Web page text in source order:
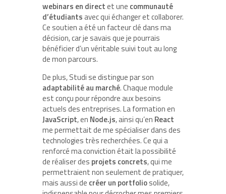
webinars en directet une communauté
d’étudiants avec qui échanger et collaborer.
Ce soutien a été un facteur clé dans ma
décision, car je savais que je pourrais
bénéficier d’un véritable suivi tout au long
de mon parcours.
De plus, Studi se distingue par son
adaptabilité au marché. Chaque module
est conçu pour répondre aux besoins
actuels des entreprises. La formation en
JavaScript, en Node.js, ainsi qu’en React
me permettait de me spécialiser dans des
technologies très recherchées. Ce qui a
renforcé ma conviction était la possibilité
de réaliser des projets concrets, qui me
permettraient non seulement de pratiquer,
mais aussi de créer un portfoliosolide,